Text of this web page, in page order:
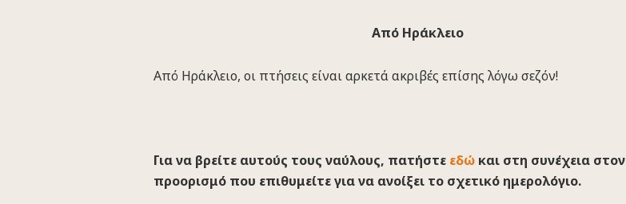
Από Ηράκλειο
Aπό Ηράκλειο, οι πτήσεις είναι αρκετά ακριβές επίσης λόγω σεζόν!
Για να βρείτε αυτούς τους ναύλους, πατήστε εδώ και στη συνέχεια στον
προορισμό που επιθυμείτε για να ανοίξει το σχετικό ημερολόγιο.